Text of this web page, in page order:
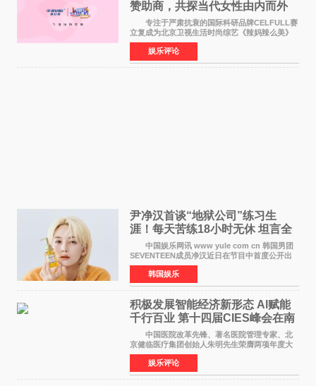
赞助商，共探当代女性由内而外
活力美
专注于严肃抗衰的国际科研品牌CELFULL赛
立复成为北京卫视生活时尚综艺《辣妈辣么美》
的特别赞助商,明星辣妈袁咏仪倾情参与，向广大
都市女性传递健康生活新主张，寄语当代女性在
家庭与自我之间
娱乐评论
尹净汉首谈“地狱公司”练习生
涯！每天苦练18小时无休 坦言全
靠成员撑过来
中国娱乐网讯 www yule com cn 韩国男团
SEVENTEEN成员净汉近日在节目中首度公开出
道前的残酷练习生经历，并提及经纪公司Pledis
娱乐，引发广泛关注。 在8月2日播出的日本
TBS综艺节目《周
韩国娱乐
积极发展智能经济新形态 Al赋能
千行百业 第十四届CIES峰会在南
京盛大召开
中国医院改革先锋、著名医院管理专家、北
京健临医疗集团创始人朱明先生荣膺两项年度大
奖 2026年7月31日，盛夏金陵，长江之畔，
以重落地·真务实·强链接为主题的2026&lsquo;人
工智能+&rsquo
娱乐评论